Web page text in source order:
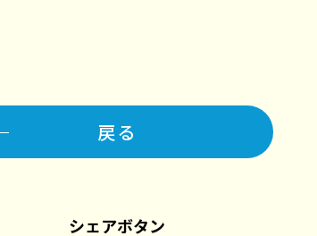
戻る
シェアボタン